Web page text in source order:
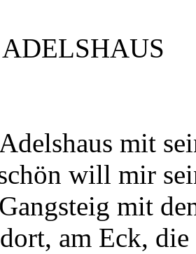
mit
will mir
mit
am Eck,